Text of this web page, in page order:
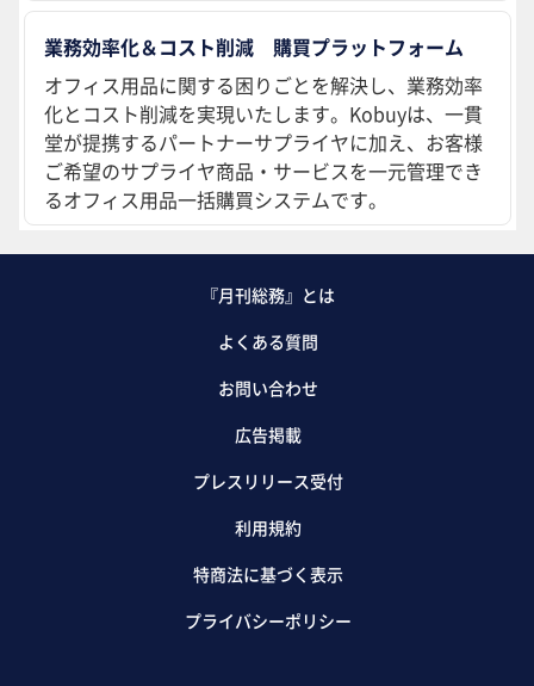
業務効率化＆コスト削減 購買プラットフォーム
オフィス用品に関する困りごとを解決し、業務効率
化とコスト削減を実現いたします。Kobuyは、一貫
堂が提携するパートナーサプライヤに加え、お客様
ご希望のサプライヤ商品・サービスを一元管理でき
るオフィス用品一括購買システムです。
『月刊総務』とは
よくある質問
お問い合わせ
広告掲載
プレスリリース受付
利用規約
特商法に基づく表示
プライバシーポリシー